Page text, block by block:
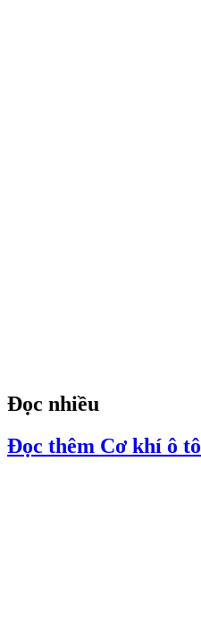
Đọc nhiều
Đọc thêm Cơ khí ô tô